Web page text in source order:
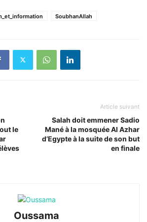
SoubhanAllah
le
Article suivant
Salah doit emmener Sadio
Mané à la mosquée Al Azhar
d’Egypte à la suite de son but
en finale
Oussama